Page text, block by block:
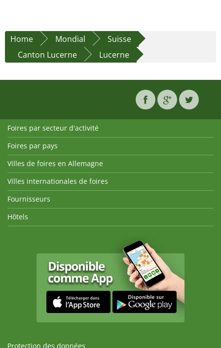
Home Mondial
Suisse
Canton Lucerne
Lucerne
Foires par secteur d'activité
Foires par pays
Villes de foires en Allemagne
Villes internationales de foires
Fournisseurs
Hôtels
Protection des données